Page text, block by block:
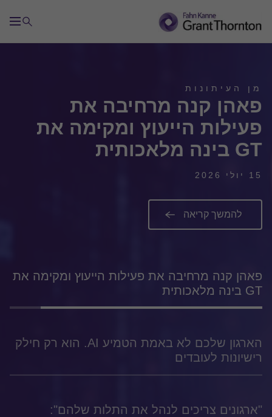
מן העיתונות
פאהן קנה מרחיבה את
פעילות הייעוץ ומקימה את
GT בינה מלאכותית
15 יולי 2026
להמשך קריאה
פאהן קנה מרחיבה את פעילות הייעוץ ומקימה את
GT בינה מלאכותית
הארגון שלכם לא באמת הטמיע AI. הוא רק חילק
רישיונות לעובדים
"ארגונים צריכים לנהל את התלות שלהם":